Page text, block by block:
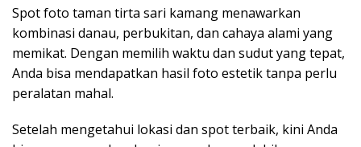
Spot foto taman tirta sari kamang menawarkan
kombinasi danau, perbukitan, dan cahaya alami yang
memikat. Dengan memilih waktu dan sudut yang tepat,
Anda bisa mendapatkan hasil foto estetik tanpa perlu
peralatan mahal.
Setelah mengetahui lokasi dan spot terbaik, kini Anda